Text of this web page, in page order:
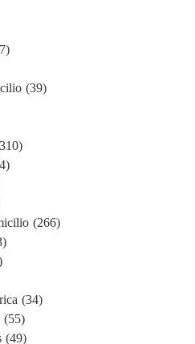
(39)
(266)
(34)
(55)
(49)